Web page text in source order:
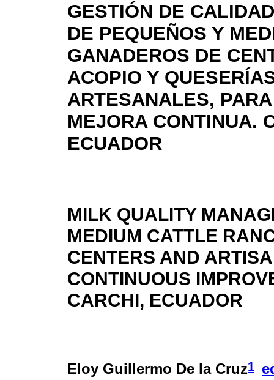
GESTIÓN DE
DE PEQUEÑOS Y
GANADEROS DE
ACOPIO Y
ARTESANALES,
MEJORA CONTINUA.
ECUADOR
MILK QUALITY
MEDIUM CATTLE
CENTERS AND
CONTINUOUS
CARCHI, ECUADOR
Eloy Guillermo De la Cruz1